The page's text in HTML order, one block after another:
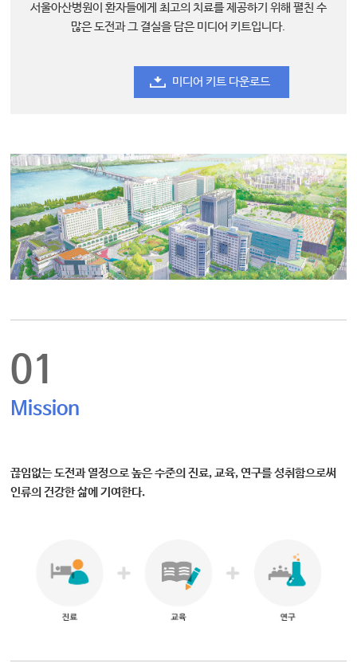
서울아산병원이 환자들에게 최고의 치료를 제공하기 위해 펼친 수
많은 도전과 그 결실을 담은 미디어 키트입니다.
미디어 키트 다운로드
01
Mission
끊임없는 도전과 열정으로 높은 수준의 진료, 교육, 연구를 성취함으로써
인류의 건강한 삶에 기여한다.